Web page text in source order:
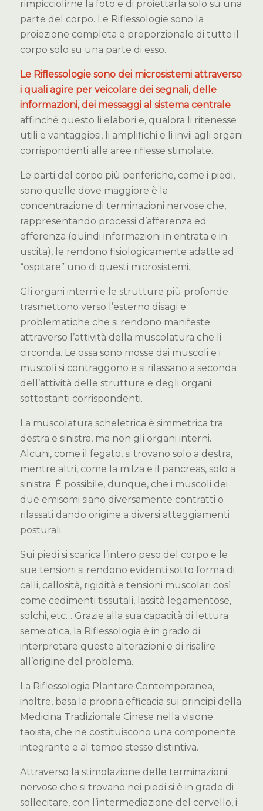
rimpicciolirne la foto e di proiettarla solo su una
parte del corpo. Le Riflessologie sono la
proiezione completa e proporzionale di tutto il
corpo solo su una parte di esso.
Le Riflessologie sono dei microsistemi attraverso
i quali agire per veicolare dei segnali, delle
informazioni, dei messaggi al sistema centrale
affinché questo li elabori e, qualora li ritenesse
utili e vantaggiosi, li amplifichi e li invii agli organi
corrispondenti alle aree riflesse stimolate.
Le parti del corpo più periferiche, come i piedi,
sono quelle dove maggiore è la
concentrazione di terminazioni nervose che,
rappresentando processi d’afferenza ed
efferenza (quindi informazioni in entrata e in
uscita), le rendono fisiologicamente adatte ad
“ospitare” uno di questi microsistemi.
Gli organi interni e le strutture più profonde
trasmettono verso l’esterno disagi e
problematiche che si rendono manifeste
attraverso l’attività della muscolatura che li
circonda. Le ossa sono mosse dai muscoli e i
muscoli si contraggono e si rilassano a seconda
dell’attività delle strutture e degli organi
sottostanti corrispondenti.
La muscolatura scheletrica è simmetrica tra
destra e sinistra, ma non gli organi interni.
Alcuni, come il fegato, si trovano solo a destra,
mentre altri, come la milza e il pancreas, solo a
sinistra. È possibile, dunque, che i muscoli dei
due emisomi siano diversamente contratti o
rilassati dando origine a diversi atteggiamenti
posturali.
Sui piedi si scarica l’intero peso del corpo e le
sue tensioni si rendono evidenti sotto forma di
calli, callosità, rigidità e tensioni muscolari così
come cedimenti tissutali, lassità legamentose,
solchi, etc… Grazie alla sua capacità di lettura
semeiotica, la Riflessologia è in grado di
interpretare queste alterazioni e di risalire
all’origine del problema.
La Riflessologia Plantare Contemporanea,
inoltre, basa la propria efficacia sui principi della
Medicina Tradizionale Cinese nella visione
taoista, che ne costituiscono una componente
integrante e al tempo stesso distintiva.
Attraverso la stimolazione delle terminazioni
nervose che si trovano nei piedi si è in grado di
sollecitare, con l’intermediazione del cervello, i